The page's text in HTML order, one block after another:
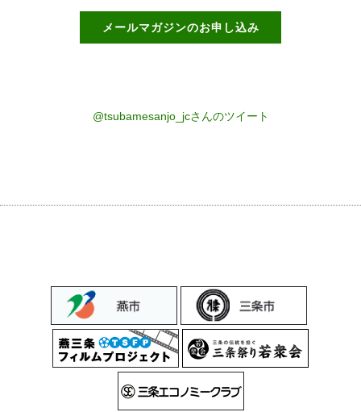
メールマガジンのお申し込み
@tsubamesanjo_jcさんのツイート